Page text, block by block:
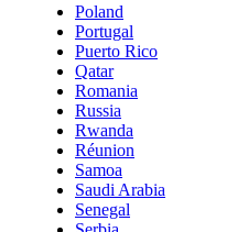
Poland
Portugal
Puerto Rico
Qatar
Romania
Russia
Rwanda
Réunion
Samoa
Saudi Arabia
Senegal